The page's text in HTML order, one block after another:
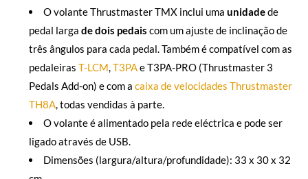
O volante Thrustmaster TMX inclui uma unidadede
pedal larga de dois pedais com um ajuste de inclinação de
três ângulos para cada pedal. Também é compatível com as
pedaleiras T-LCM,T3PAe T3PA-PRO (Thrustmaster 3
Pedals Add-on) e com a caixa de velocidades Thrustmaster
TH8A, todas vendidas à parte.
O volante é alimentado pela rede eléctrica e pode ser
ligado através de USB.
Dimensões (largura/altura/profundidade): 33 x 30 x 32